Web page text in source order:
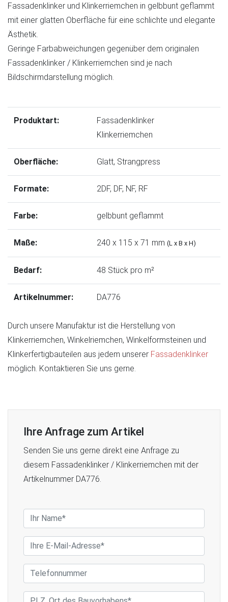
Fassadenklinker und Klinkerriemchen in gelbbunt geflammt
mit einer glatten Oberfläche für eine schlichte und elegante
Ästhetik.
Geringe Farbabweichungen gegenüber dem originalen
Fassadenklinker / Klinkerriemchen sind je nach
Bildschirmdarstellung möglich.
Produktart:
Fassadenklinker
Klinkerriemchen
Oberfläche: Glatt, Strangpress
Formate: 2DF, DF, NF, RF
Farbe: gelbbunt geflammt
Maße: 240 x 115 x 71 mm (L x B x H)
Bedarf: 48 Stück pro m²
Artikelnummer: DA776
Durch unsere Manufaktur ist die Herstellung von
Klinkerriemchen, Winkelriemchen, Winkelformsteinen und
Klinkerfertigbauteilen aus jedem unserer Fassadenklinker
möglich. Kontaktieren Sie uns gerne.
Ihre Anfrage zum Artikel
Senden Sie uns gerne direkt eine Anfrage zu
diesem Fassadenklinker / Klinkerriemchen mit der
Artikelnummer DA776.